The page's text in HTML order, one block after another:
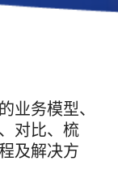
业务模型、
对比、梳
及解决方